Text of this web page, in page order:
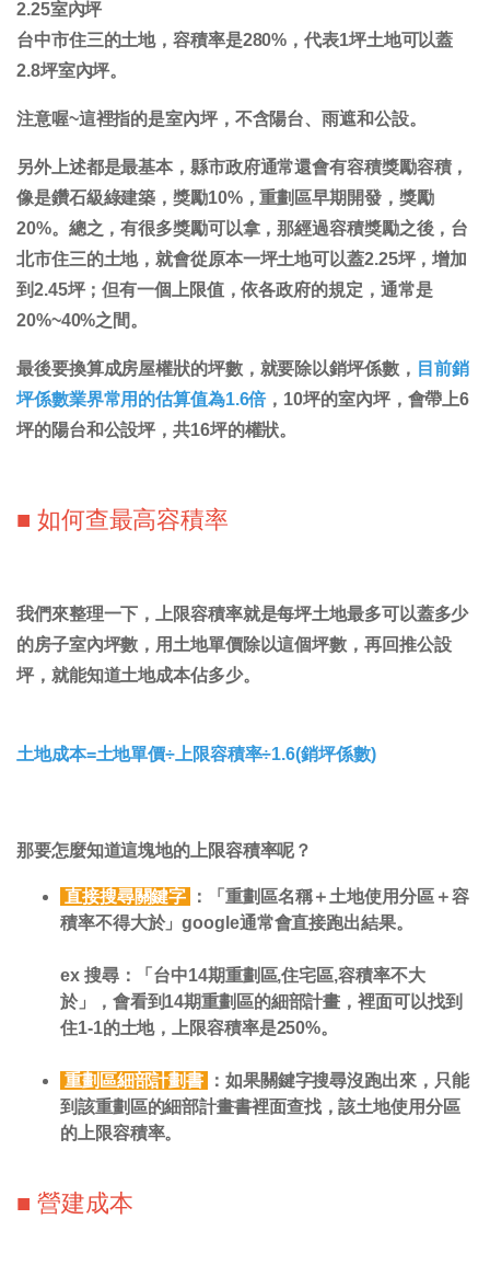
2.25室內坪
台中市住三的土地，容積率是280%，代表1坪土地可以蓋
2.8坪室內坪。
注意喔~這裡指的是室內坪，不含陽台、雨遮和公設。
另外上述都是最基本，縣市政府通常還會有容積獎勵容積，
像是鑽石級綠建築，獎勵10%，重劃區早期開發，獎勵
20%。總之，有很多獎勵可以拿，那經過容積獎勵之後，台
北市住三的土地，就會從原本一坪土地可以蓋2.25坪，增加
到2.45坪；但有一個上限值，依各政府的規定， 通常是
20%~40%之間 。
最後要換算成房屋權狀的坪數，就要除以銷坪係數， 目前銷
坪係數業界常用的估算值為1.6倍，10坪的室內坪，會帶上6
坪的陽台和公設坪，共16坪的權狀。
■ 如何查最高容積率
我們來整理一下，上限容積率就是每坪土地最多可以蓋多少
的房子室內坪數，用土地單價除以這個坪數，再回推公設
坪，就能知道土地成本佔多少。
土地成本=土地單價÷上限容積率÷1.6(銷坪係數)
那要怎麼知道這塊地的上限容積率呢？
直接搜尋關鍵字 ： 「 重劃區名稱＋土地使用分區＋容
積率不得大於」google通常會直接跑出結果。
ex 搜尋：「台中14期重劃區,住宅區,容積率不大
於」，會看到14期重劃區的細部計畫，裡面可以找到
住1-1的土地，上限容積率是250%。
重劃區細部計劃書
：如果關鍵字搜尋沒跑出來，只能
到該重劃區的細部計畫書裡面查找，該土地使用分區
的上限容積率。
■ 營建成本